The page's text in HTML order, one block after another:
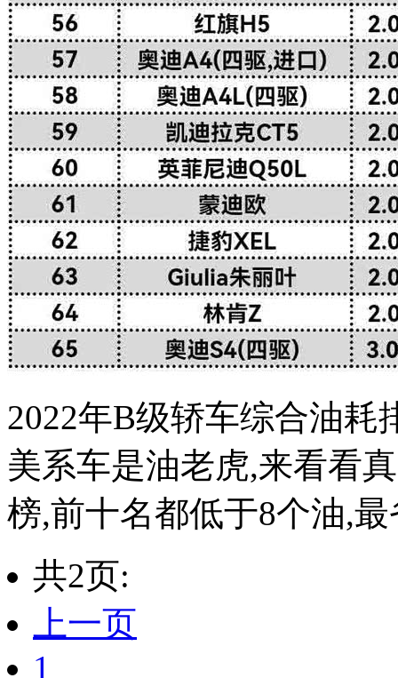
2022年B级轿车综合油耗
美系车是油老虎,来看看
榜,前十名都低于8个油,
共2页:
上一页
1